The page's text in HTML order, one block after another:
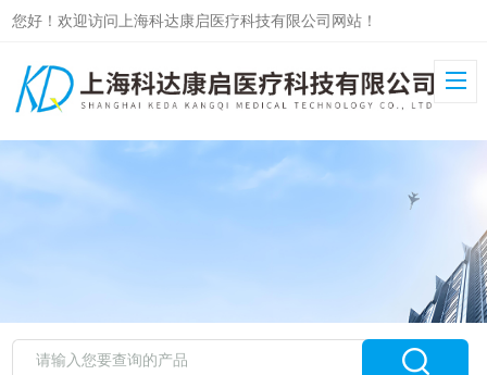
您好！欢迎访问上海科达康启医疗科技有限公司网站！